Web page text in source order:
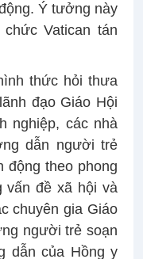
Ý tưởng này
Vatican tán
thức hỏi thưa
đạo Giáo Hội
nghiệp, các nhà
dẫn người trẻ
động theo phong
vấn đề xã hội và
chuyên gia Giáo
người trẻ soạn
dẫn của Hồng y